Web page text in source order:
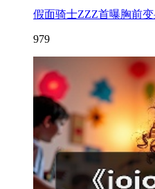
假面骑士ZZZ首曝胸前
979